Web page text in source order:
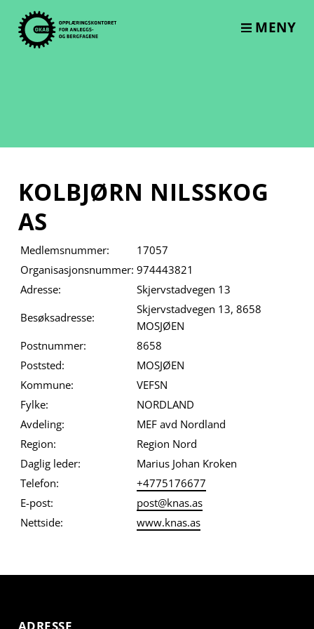
content
MENY
KOLBJØRN NILSSKOG
AS
Medlemsnummer:
17057
Organisasjonsnummer: 974443821
Adresse:
Skjervstadvegen 13
Besøksadresse:
Skjervstadvegen 13, 8658
MOSJØEN
Postnummer:
8658
Poststed:
MOSJØEN
Kommune:
VEFSN
Fylke:
NORDLAND
Avdeling:
MEF avd Nordland
Region:
Region Nord
Daglig leder:
Marius Johan Kroken
Telefon:
+4775176677
E-post:
post@knas.as
Nettside:
www.knas.as